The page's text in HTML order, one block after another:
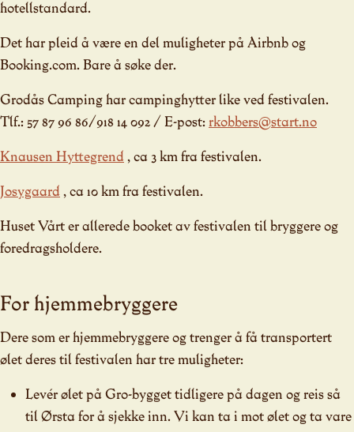
hotellstandard.
Det har pleid å være en del muligheter på Airbnb og
Booking.com. Bare å søke der.
Grodås Camping har campinghytter like ved festivalen.
Tlf.: 57 87 96 86/918 14 092 / E-post:rkobbers@start.no
Knausen Hyttegrend, ca 3 km fra festivalen.
Josygaard, ca 10 km fra festivalen.
Huset Vårt er allerede booket av festivalen til bryggere og
foredragsholdere.
For hjemmebryggere
Dere som er hjemmebryggere og trenger å få transportert
ølet deres til festivalen har tre muligheter:
Levér ølet på Gro-bygget tidligere på dagen og reis så
til Ørsta for å sjekke inn. Vi kan ta i mot ølet og ta vare